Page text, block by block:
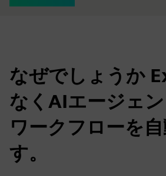
なぜでしょうか
なくAIエージェ
ワークフローを
す。